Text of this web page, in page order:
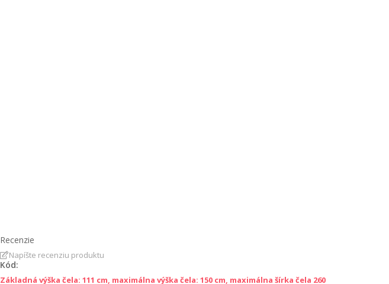
Recenzie
Napíšte recenziu produktu
Kód:
Základná výška čela: 111 cm, maximálna výška čela: 150 cm, maximálna šírka čela 260